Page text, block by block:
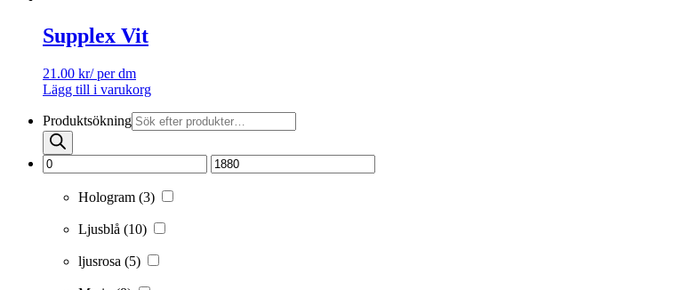
Supplex Vit
21.00 kr/ per dm
Lägg till i varukorg
Produktsökning
Hologram (3)
Ljusblå (10)
ljusrosa (5)